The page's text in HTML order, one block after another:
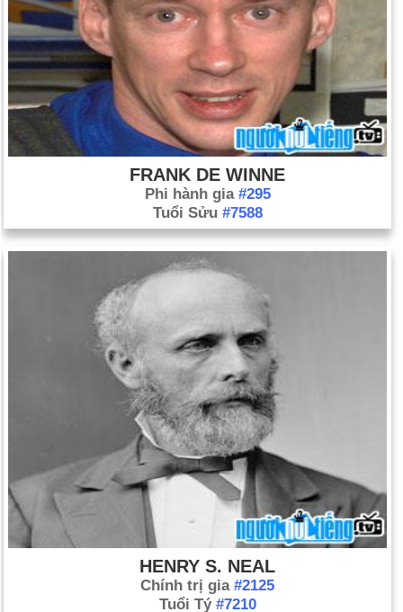
FRANK DE WINNE
Phi hành gia #295
Tuổi Sửu #7588
HENRY S. NEAL
Chính trị gia #2125
Tuổi Tý #7210